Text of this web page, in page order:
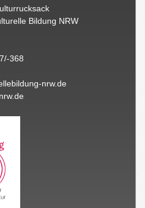
Bildung NRW
368
nrw.de